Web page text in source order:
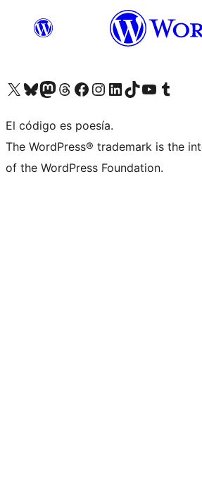
Visit our X (formerly Twitter) account
Visit our Bluesky account
Visit our Mastodon account
Visit our Threads account
Visita nuestra página de Facebook
Visita nuestra cuenta de Instagram
Visita nuestra cuenta de LinkedIn
Visit our TikTok account
Visita nuestro canal de YouTube
Visit our Tumblr
El código es poesía.
The WordPress® trademark is the
of the WordPress Foundation.